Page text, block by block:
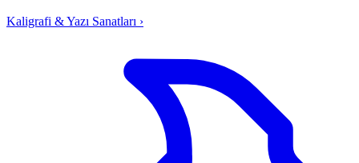
Kaligrafi & Yazı Sanatları ›